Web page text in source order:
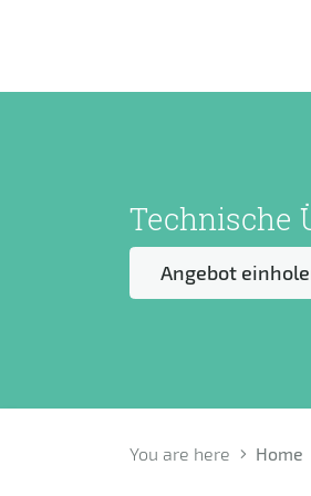
Technische
Angebot
You are here Home